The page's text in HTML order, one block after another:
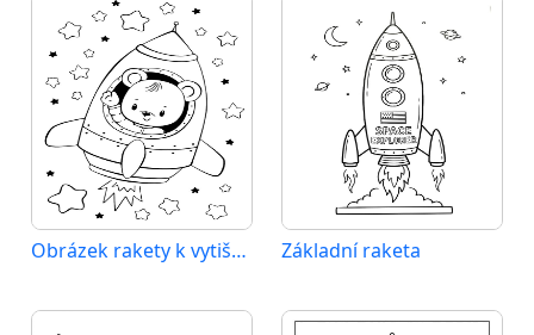
Obrázek rakety k vytištění Základní raketa